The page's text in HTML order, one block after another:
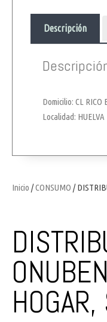
Inicio /CONSUMO /
HOGAR,
Descripción
Domicilio: CL RICO
Localidad: HUELVA